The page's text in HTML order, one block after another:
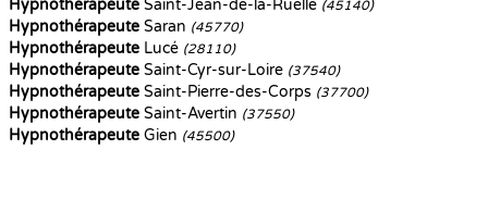
Hypnothérapeute Saint-Jean-de-la-Ruelle (45140)
Hypnothérapeute Saran (45770)
Hypnothérapeute Lucé (28110)
Hypnothérapeute Saint-Cyr-sur-Loire (37540)
Hypnothérapeute Saint-Pierre-des-Corps (37700)
Hypnothérapeute Saint-Avertin (37550)
Hypnothérapeute Gien (45500)